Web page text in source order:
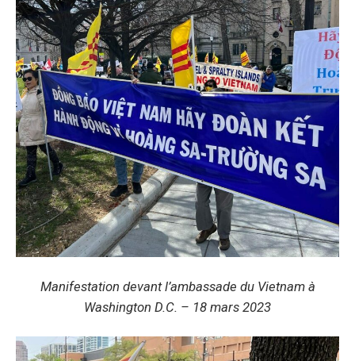
Manifestation devant l’ambassade du Vietnam à
Washington D.C. – 18 mars 2023